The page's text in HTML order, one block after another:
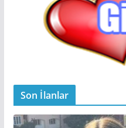
Son İlanlar